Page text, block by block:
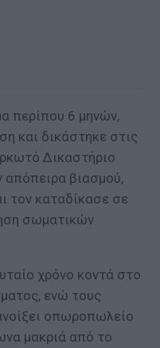
περίπου 6 μηνών,
και δικάστηκε στις
Δικαστήριο
βιασμού,
τον καταδίκασε σε
σωματικών
χρόνο κοντά στο
ενώ τους
οπωροπωλείο
μακριά από το